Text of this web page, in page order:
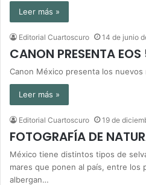
Leer más »
Editorial Cuartoscuro 14 de junio
CANON PRESENTA
Canon México presenta los nuevos
Leer más »
Editorial Cuartoscuro 19 de
FOTOGRAFÍA DE
México tiene distintos tipos de
mares que ponen al país, entre los
albergan…